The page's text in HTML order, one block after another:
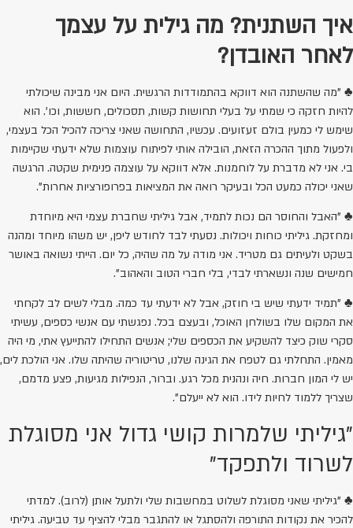
איך השתנית? מה גילית על עצמך
לאחר האובדן?
♣ "מה שהשתנה הוא דווקא בהתמודדות הרגשית. היום אני מבינה שיכולתי
להיות חזקה כי שמתי על בעלי תחושות קשות, תסכולים, חששות, וכו'. הוא
שימש לי כמעין בולם זעזועים. עכשיו, התחושה שאני צריכה להכיל הכל בעצמי,
ולפעול מתוך ההכרה הזאת, הובילה אותי לפיתוח עוצמות שלא ידעתי שקיימות
בי. אני לא מדברת על לוחמנות. אלא דווקא על עוצמה פנימית שקטה. הרגשה
שאני יכולה כמעט הכל ובעיקר רואה את המציאות בפרופורציות אחרות".
♣ "האבל והחוסר הם נכות לתמיד, אבל גיליתי שחברת עצמי היא מיוחדת
ומחזקת. גיליתי כוחות ויכולות. נסעתי לבד לחודש ליפן, יש משהו מיוחד ומהנה
בשקט ולעיתים גם מטריד. אני מודה על מה שהיה, כל יום. הייתי נשואה באושר
חמישים שנה ונשארתי לבדי, בלי חברי הטוב והאהוב".
♣ "תמיד ידעתי שיש בי חוזק, אבל לא ידעתי עד כמה. מבלי לשים לב לקחתי
את המקום שלו בשולחן האוכל, ובעצם בכל. נפגשתי עם אנשי כספים, עשיתי
סקרי שוק כיצד להשקיע את הכספים שלי; אנשים התחילו להתייעץ אתי, מי היה
מאמין. התחלתי גם לטפח את הגינה שלנו, טריטוריה שהיתה שלו. אני הולכת לים,
יש לי המון חברות. חיה ונהנית מכל רגע. וברור, הנפילות מגיעות, פצע מדמם,
שצריך ללמוד לחיות לידו. הוא לא ייעלם".
"גיליתי שלמרות קושי גדול אני מסוגלת
לשרוד ולתפקד"
♣ "גיליתי שאני מסוגלת לשלוט במחשבות שלי ולתעל אותן (לרוב). למדתי
להכיר את נקודות התורפה ולהסתגל או להתגבר מבלי להציף עד טביעה. גיליתי